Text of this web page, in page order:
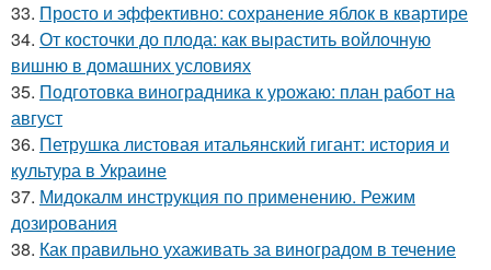
33. Просто и эффективно: сохранение яблок в квартире
34. От косточки до плода: как вырастить войлочную
вишню в домашних условиях
35. Подготовка виноградника к урожаю: план работ на
август
36. Петрушка листовая итальянский гигант: история и
культура в Украине
37. Мидокалм инструкция по применению. Режим
дозирования
38. Как правильно ухаживать за виноградом в течение